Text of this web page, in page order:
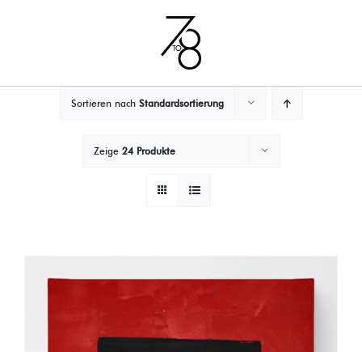
Sortieren nach Standardsortierung
Zeige 24 Produkte